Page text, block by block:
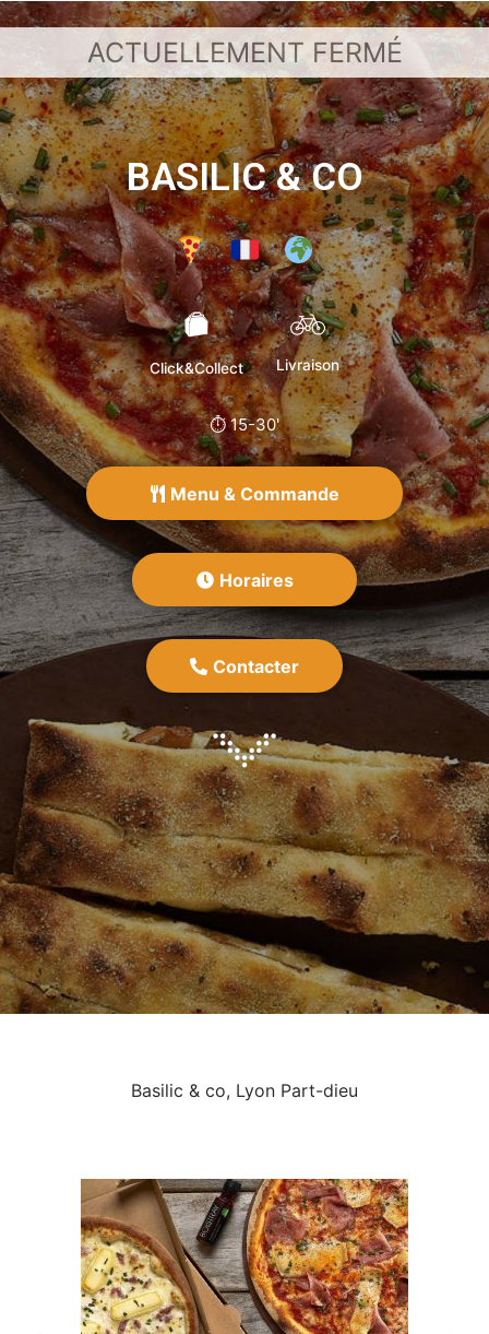
BASILIC & CO
Click&Collect Livraison
⏱ 15-30'
Menu & Commande
Horaires
Contacter
Basilic & co, Lyon Part-dieu